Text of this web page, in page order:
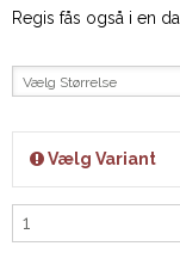
Regis fås også i en
Vælg Størrelse
Vælg Variant